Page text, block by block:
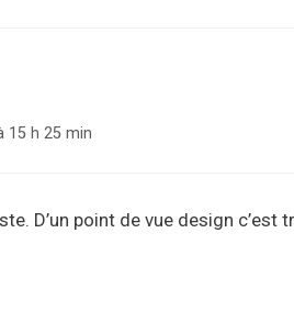
15 h 25 min
D’un point de vue design